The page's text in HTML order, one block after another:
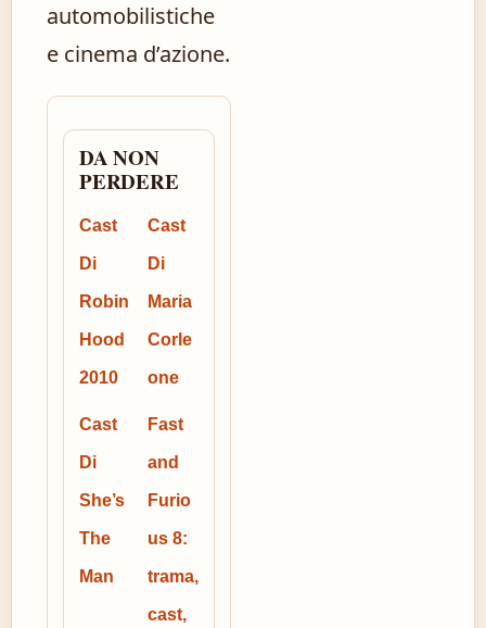
automobilistiche
e cinema d’azione.
DA NON
PERDERE
Cast
Di
Robin
Hood
2010
Cast
Di
Maria
Corle
one
Cast
Di
She’s
The
Man
Fast
and
Furio
us 8:
trama,
cast,